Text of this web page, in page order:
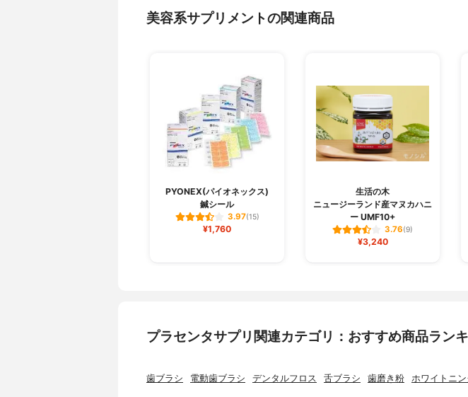
美容系サプリメントの関連商品
PYONEX(パイオネックス)
鍼シール
3.97(15)
¥1,760
生活の木
ニュージーランド産マヌカハニ
ー UMF10+
3.76(9)
¥3,240
プラセンタサプリ関連カテゴリ：おすすめ商品ラン
歯ブラシ 電動歯ブラシ デンタルフロス 舌ブラシ 歯磨き粉 ホワイトニ